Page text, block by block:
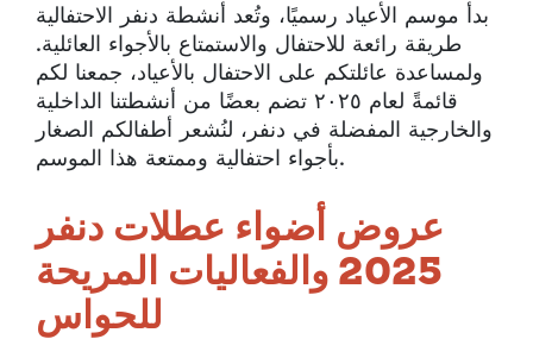
بدأ موسم الأعياد رسميًا، وتُعد أنشطة دنفر الاحتفالية
طريقة رائعة للاحتفال والاستمتاع بالأجواء العائلية.
ولمساعدة عائلتكم على الاحتفال بالأعياد، جمعنا لكم
قائمةً لعام ٢٠٢٥ تضم بعضًا من أنشطتنا الداخلية
والخارجية المفضلة في دنفر، لنُشعر أطفالكم الصغار
بأجواء احتفالية وممتعة هذا الموسم.
عروض أضواء عطلات دنفر
2025 والفعاليات المريحة
للحواس